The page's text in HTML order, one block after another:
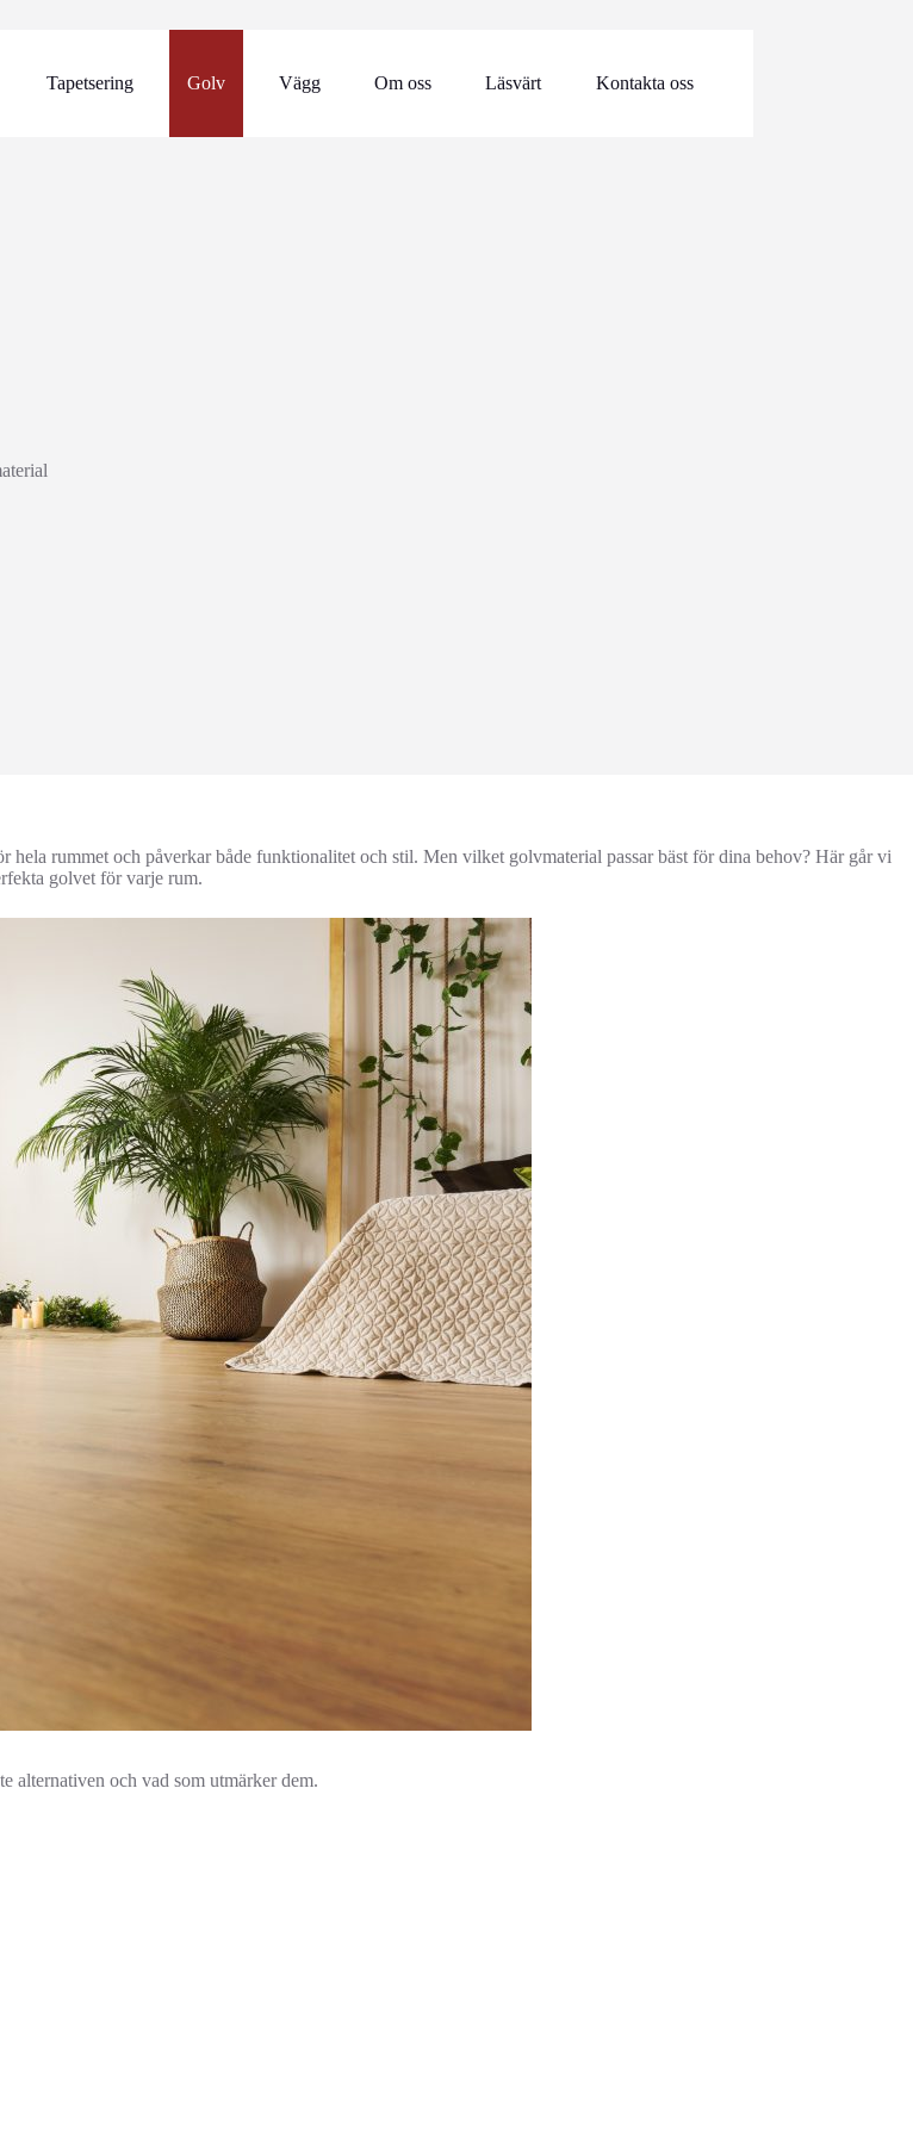
Tapetsering Golv Vägg Om oss Läsvärt Kontakta oss
rummet och påverkar både funktionalitet och stil. Men vilket golvmaterial passar bäst för dina behov? Här går vi
golvet för varje rum.
alternativen och vad som utmärker dem.